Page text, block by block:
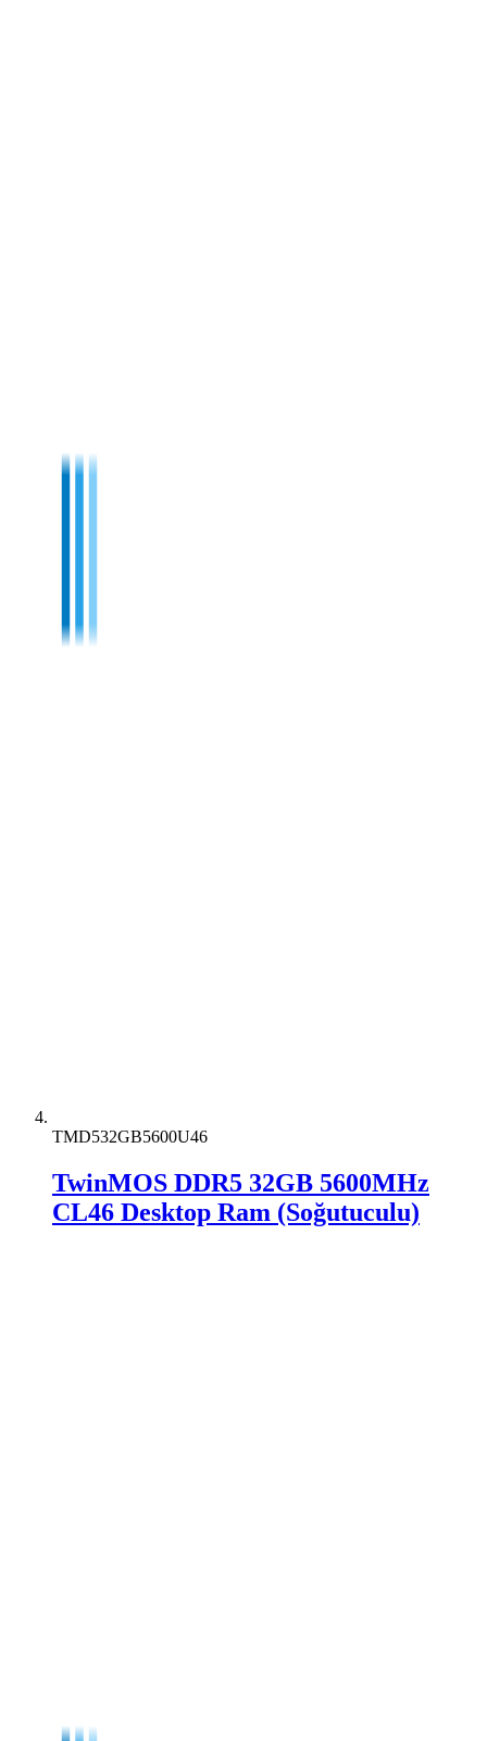
TMD532GB5600U46
TwinMOS DDR5 32GB 5600MHz
CL46 Desktop Ram (Soğutuculu)